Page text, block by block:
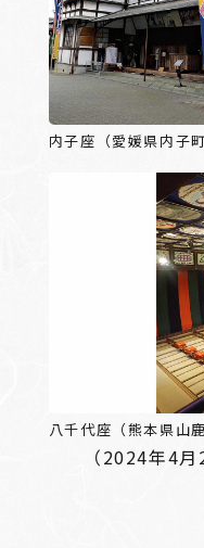
内子座（愛媛県内子町
八千代座（熊本県山鹿
（2024年4